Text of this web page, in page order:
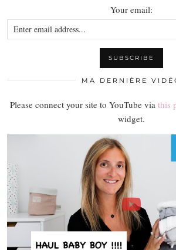
Your email:
MA DERNIÈRE
Please connect your site to YouTube via this
widget.